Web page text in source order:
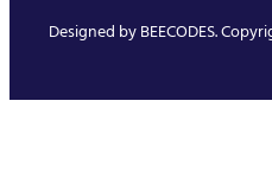
Designed byBEECODES.